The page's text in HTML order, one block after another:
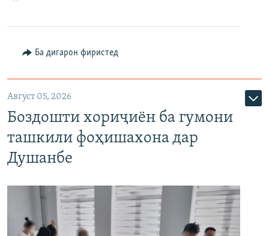
Ба дигарон фиристед
Август 05, 2026
Боздошти хориҷиён ба гумони
ташкили фоҳишахона дар
Душанбе